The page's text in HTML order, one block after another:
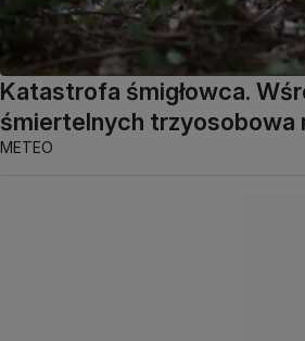
Katastrofa śmigłowca.
śmiertelnych trzyosobowa
METEO